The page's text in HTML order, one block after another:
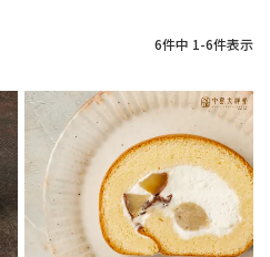
6件中 1-6件表示